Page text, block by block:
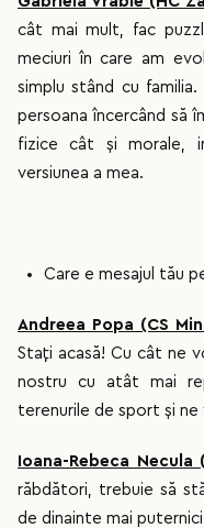
cât mai mult, fac
meciuri în care am
simplu stând cu
persoana încercând să
fizice cât și morale,
versiunea a mea.
Care e mesajul tău
Andreea Popa (CS
Stați acasă! Cu cât ne
nostru cu atât mai
terenurile de sport și
Ioana-Rebeca
răbdători, trebuie să
de dinainte mai